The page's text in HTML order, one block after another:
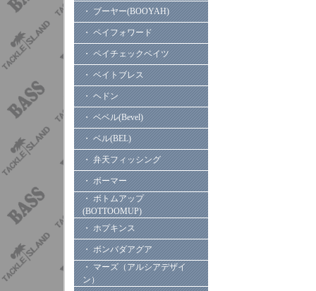
・ ブーヤー(BOOYAH)
・ ペイフォワード
・ ペイチェックベイツ
・ ベイトブレス
・ ヘドン
・ ベベル(Bevel)
・ ベル(BEL)
・ 弁天フィッシング
・ ボーマー
・ ボトムアップ
(BOTTOOMUP)
・ ホプキンス
・ ボンバダアグア
・ マーズ（アルシアデザイ
ン）